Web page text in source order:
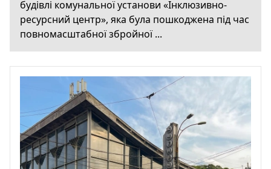
будівлі комунальної установи «Інклюзивно-
ресурсний центр», яка була пошкоджена під час
повномасштабної збройної ...